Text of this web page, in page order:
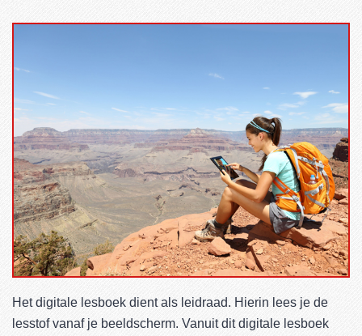
Het digitale lesboek dient als leidraad. Hierin lees je de
lesstof vanaf je beeldscherm. Vanuit dit digitale lesboek